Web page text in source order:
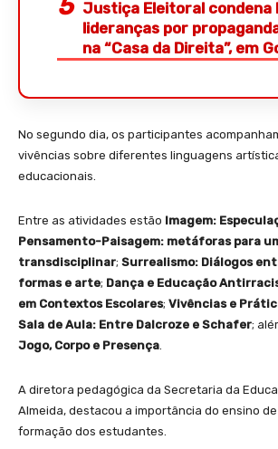
Justiça Eleitoral condena
lideranças por
na “Casa da Direita”, em
No segundo dia, os participantes
vivências sobre diferentes linguagens
educacionais.
Entre as atividades estão Imagem:
Pensamento-Paisagem: metáforas para
transdisciplinar; Surrealismo: Diálogos
formas e arte; Dança e Educação
em Contextos Escolares; Vivências e
Sala de Aula: Entre Dalcroze e Schafer;
Jogo, Corpo e Presença.
A diretora pedagógica da Secretaria da
Almeida, destacou a importância do ensino
formação dos estudantes.